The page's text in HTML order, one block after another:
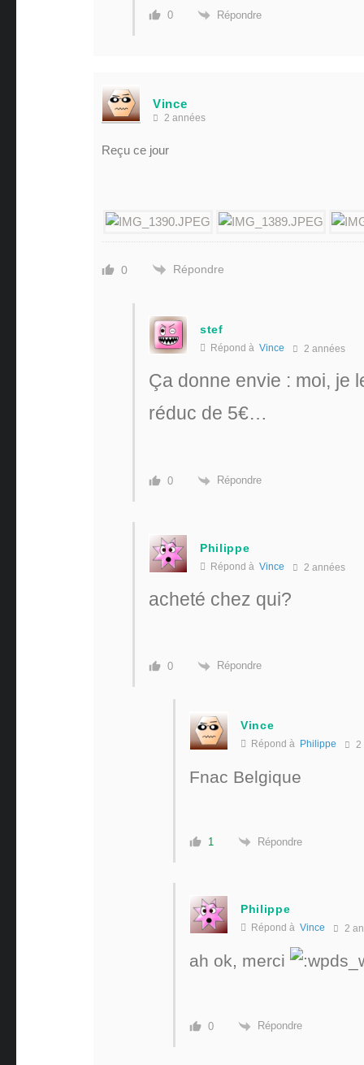
0 Répondre
Vince
2 années
Reçu ce jour
0 Répondre
stef
Répond à Vince 2 années
Ça donne envie : moi, je
réduc de 5€…
0 Répondre
Philippe
Répond à Vince 2 années
acheté chez qui?
0 Répondre
Vince
Répond à Philippe 2
Fnac Belgique
1 Répondre
Philippe
Répond à Vince 2
ah ok, merci
0 Répondre